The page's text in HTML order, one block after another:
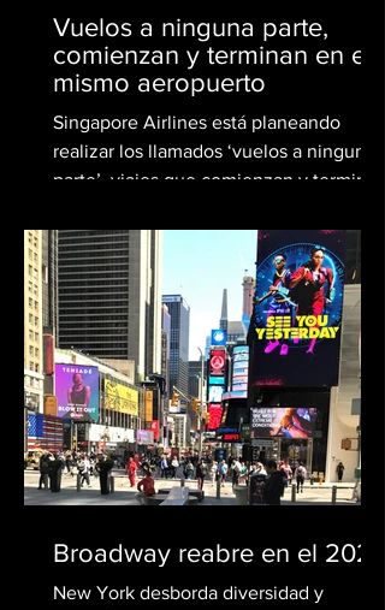
Vuelos a ninguna parte,
comienzan y terminan en el
mismo aeropuerto
Singapore Airlines está planeando
realizar los llamados ‘vuelos a ninguna
parte’, viajes que comienzan y terminan
Broadway reabre en el 2021
New York desborda diversidad y